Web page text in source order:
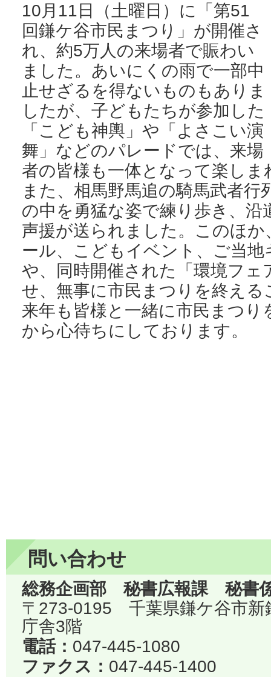
10月11日（土曜日）に「第51
回鎌ケ谷市民まつり」が開催さ
れ、約5万人の来場者で賑わい
ました。あいにくの雨で一部中
止せざるを得ないものもありま
したが、子どもたちが参加した
「こども神輿」や「よさこい演
舞」などのパレードでは、来場
者の皆様も一体となって楽しま
また、相馬野馬追の騎馬武者行
の中を勇猛な姿で練り歩き、
声援が送られました。このほ
ール、こどもイベント、ご当
や、同時開催された「環境フェ
せ、無事に市民まつりを終え
来年も皆様と一緒に市民まつ
から心待ちにしております。
問い合わせ
総務企画部 秘書広報課 秘書
〒273-0195 千葉県鎌ケ谷市
庁舎3階
電話： 047-445-1080
ファクス： 047-445-1400